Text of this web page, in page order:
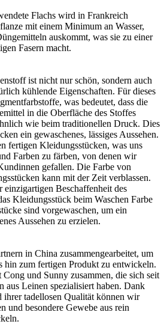
Flachs wird in Frankreich
mit einem Minimum an Wasser,
auskommt, was sie zu einer
Fasern macht.
ist nicht nur schön, sondern auch
kühlende Eigenschaften. Für dieses
was bedeutet, dass die
in die Oberfläche des Stoffes
wie beim traditionellen Druck. Dies
ein gewaschenes, lässiges Aussehen.
fertigen Kleidungsstücken, was uns
Farben zu färben, von denen wir
gefallen. Die Farbe von
kann mit der Zeit verblassen.
einzigartigen Beschaffenheit des
Kleidungsstück beim Waschen Farbe
sind vorgewaschen, um ein
Aussehen zu erzielen.
in China zusammengearbeitet, um
hin zum fertigen Produkt zu entwickeln.
und Sunny zusammen, die sich seit
aus Leinen spezialisiert haben. Dank
tadellosen Qualität können wir
und besondere Gewebe aus rein